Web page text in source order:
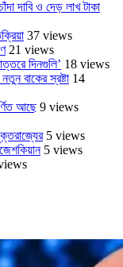
দাবি ও দেড় লাখ টাকা
37 views
21 views
দিনগুলি’ 18 views
বাকের স্রষ্টা 14
আছে 9 views
5 views
5 views